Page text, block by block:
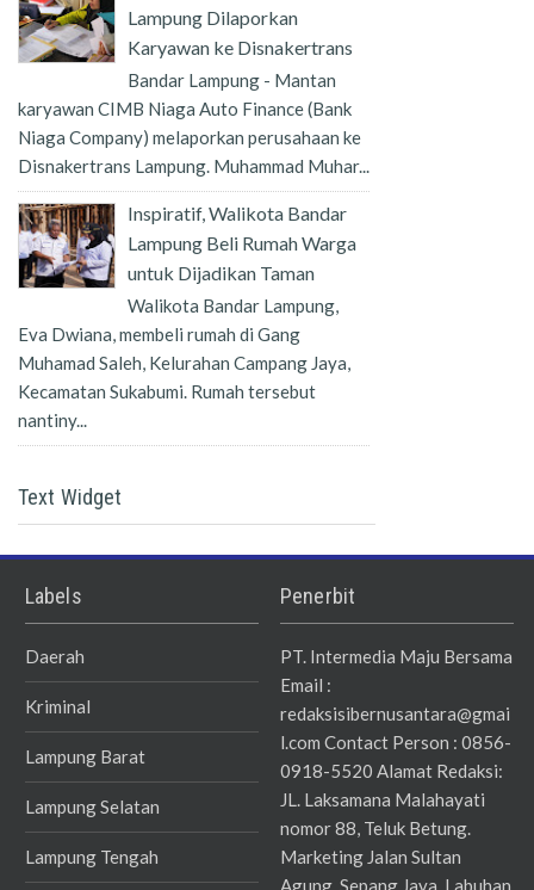
Lampung Dilaporkan
Karyawan ke Disnakertrans
Bandar Lampung - Mantan
karyawan CIMB Niaga Auto Finance (Bank
Niaga Company) melaporkan perusahaan ke
Disnakertrans Lampung. Muhammad Muhar...
Inspiratif, Walikota Bandar
Lampung Beli Rumah Warga
untuk Dijadikan Taman
Walikota Bandar Lampung,
Eva Dwiana, membeli rumah di Gang
Muhamad Saleh, Kelurahan Campang Jaya,
Kecamatan Sukabumi. Rumah tersebut
nantiny...
Text Widget
Labels
Daerah
Kriminal
Lampung Barat
Lampung Selatan
Lampung Tengah
Penerbit
PT. Intermedia Maju Bersama
Email :
redaksisibernusantara@gmai
l.com Contact Person : 0856-
0918-5520 Alamat Redaksi:
JL. Laksamana Malahayati
nomor 88, Teluk Betung.
Marketing Jalan Sultan
Agung, Sepang Jaya, Labuhan